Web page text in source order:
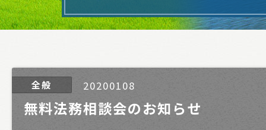
20200108
全般
無料法務相談会のお知らせ